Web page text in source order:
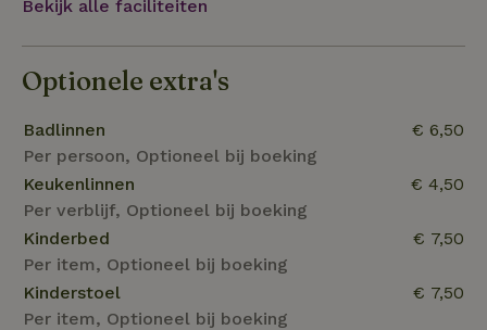
Bekijk alle faciliteiten
Optionele extra's
Badlinnen
Per persoon, Optioneel bij boeking
€ 6,50
Keukenlinnen
Per verblijf, Optioneel bij boeking
€ 4,50
Kinderbed
Per item, Optioneel bij boeking
€ 7,50
Kinderstoel
Per item, Optioneel bij boeking
€ 7,50